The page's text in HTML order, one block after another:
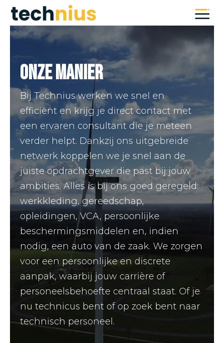
Videospeler
Onze manier
Bij Technius werken we snel en
efficiënt en krijg je direct contact met
een ervaren consultant die je meteen
verder helpt. Dankzij ons uitgebreide
netwerk koppelen we je snel aan de
juiste opdrachtgever die past bij jouw
ambities. Alles is bij ons goed geregeld:
werkkleding, gereedschap,
opleidingen, VCA, persoonlijke
beschermingsmiddelen en, indien
nodig, een auto van de zaak. We zorgen
voor een persoonlijke en discrete
aanpak, waarbij jouw carrière of
personeelsbehoefte centraal staat. Of je
nu technicus bent of op zoek bent naar
technisch personeel.